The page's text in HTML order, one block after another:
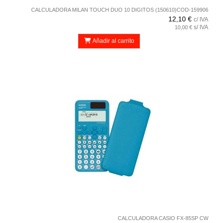
CALCULADORA MILAN TOUCH DUO 10 DIGITOS (150610)COD-159906
12,10 € c/ IVA
10,00 € s/ IVA
Añadir al carrito
CALCULADORA CASIO FX-85SP CW